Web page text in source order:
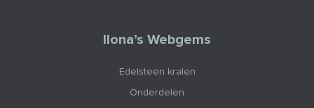
Ilona’s Webgems
Edelsteen kralen
Onderdelen